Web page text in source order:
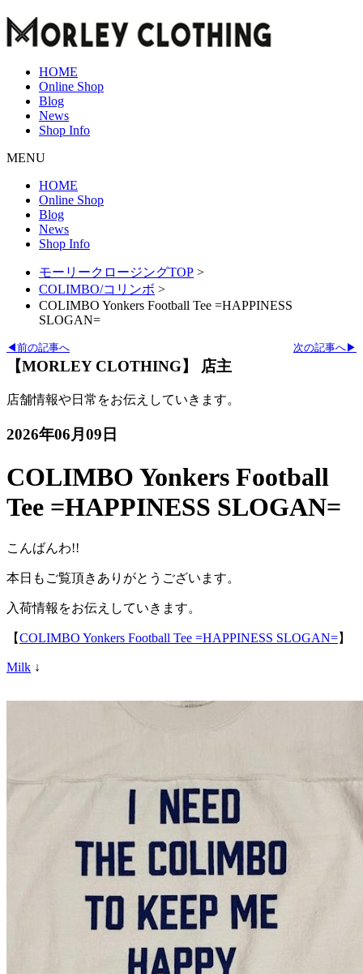
HOME
Online Shop
Blog
News
Shop Info
MENU
HOME
Online Shop
Blog
News
Shop Info
モーリークロージングTOP >
COLIMBO/コリンボ >
COLIMBO Yonkers Football Tee =HAPPINESS
SLOGAN=
次の記事へ▶
◀前の記事へ
【MORLEY CLOTHING】 店主
店舗情報や日常をお伝えしていきます。
2026年06月09日
COLIMBO Yonkers Football
Tee =HAPPINESS SLOGAN=
こんばんわ!!
本日もご覧頂きありがとうございます。
入荷情報をお伝えしていきます。
【COLIMBO Yonkers Football Tee =HAPPINESS SLOGAN=】
Milk ↓